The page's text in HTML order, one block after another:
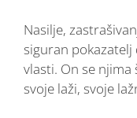
Nasilje,
siguran
vlasti. On se
svoje laži, svoje